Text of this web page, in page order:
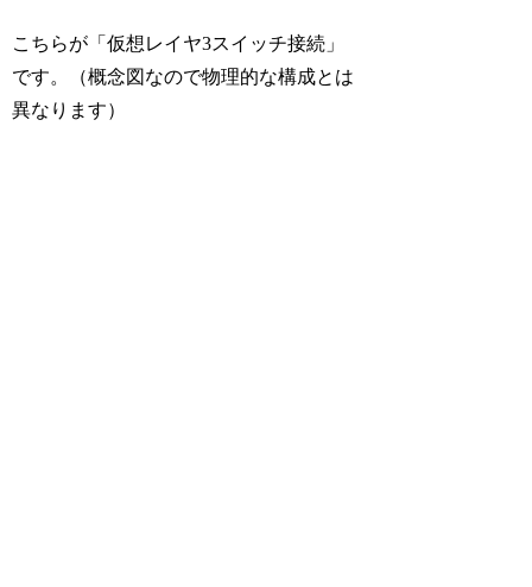
こちらが「仮想レイヤ3スイッチ接続」
です。（概念図なので物理的な構成とは
異なります）